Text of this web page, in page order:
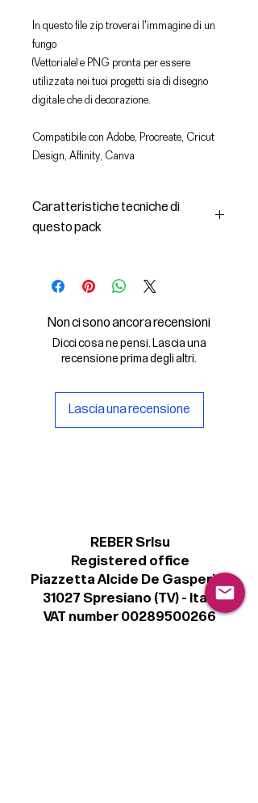
In questo file zip troverai l'immagine di un
fungo
(Vettoriale) e PNG pronta per essere
utilizzata nei tuoi progetti sia di disegno
digitale che di decorazione.
Compatibile con Adobe, Procreate, Cricut
Design, Affinity, Canva
Caratteristiche tecniche di
questo pack
- le immagini descritte in formato
- la licenza d'uso delle grafiche
Il File SVG è compatibile con Adobe,
Cricut Design, Cricut
Procreate e Affinity
Non ci sono ancora recensioni
Dicci cosa ne pensi. Lascia una
recensione prima degli altri.
Lascia una recensione
REBER Srlsu
Registered office
Piazzetta Alcide De Gasperi, 3
31027 Spresiano (TV) - Italy
VAT number 00289500266